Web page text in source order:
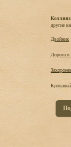
другие
Двойник
Дорога в